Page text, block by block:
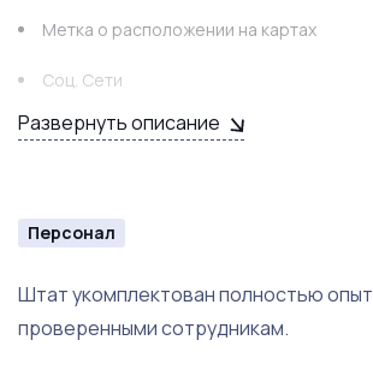
Полка для лаков
Стеллаж
Столик ИКЕА 2 шт
Шкафчик для принадлежностей
Сухожар для Стерилизации
Уф лампа для стерилизации
Метка о расположении на картах
Соц. Сети
Аккаунт на Zoon
Развернуть описание
Персонал
Штат укомплектован полностью
проверенными сотрудникам.